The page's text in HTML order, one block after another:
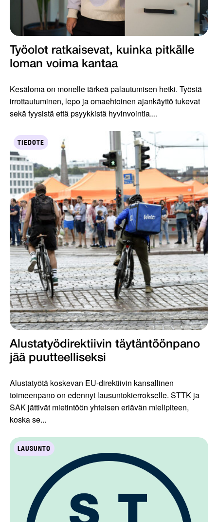
Työolot ratkaisevat, kuinka pitkälle
loman voima kantaa
Kesäloma on monelle tärkeä palautumisen hetki. Työstä
irrottautuminen, lepo ja omaehtoinen ajankäyttö tukevat
sekä fyysistä että psyykkistä hyvinvointia....
TIEDOTE
Alustatyödirektiivin täytäntöönpano
jää puutteelliseksi
Alustatyötä koskevan EU-direktiivin kansallinen
toimeenpano on edennyt lausuntokierrokselle. STTK ja
SAK jättivät mietintöön yhteisen eriävän mielipiteen,
koska se...
LAUSUNTO